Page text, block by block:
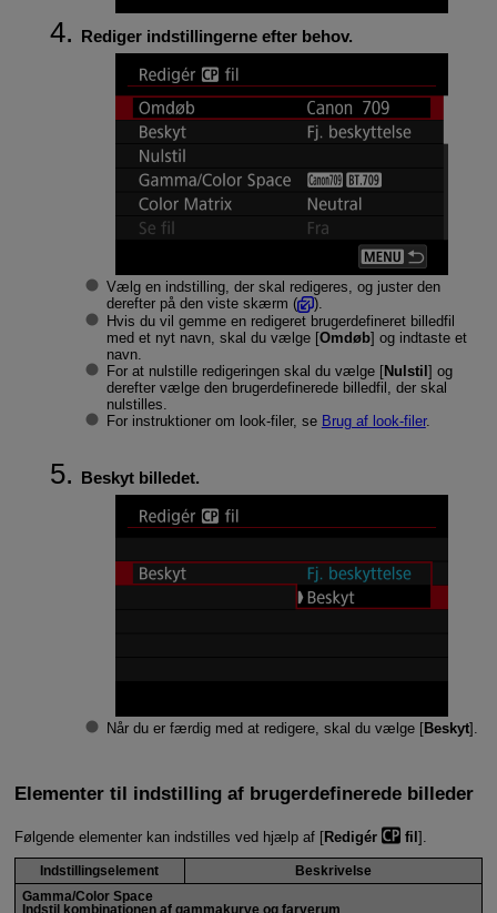
Rediger indstillingerne efter behov.
Vælg en indstilling, der skal redigeres, og juster den
derefter på den viste skærm (
).
Hvis du vil gemme en redigeret brugerdefineret billedfil
med et nyt navn, skal du vælge [Omdøb] og indtaste et
navn.
For at nulstille redigeringen skal du vælge [Nulstil ] og
derefter vælge den brugerdefinerede billedfil, der skal
nulstilles.
For instruktioner om look-filer, se Brug af look-filer.
Beskyt billedet.
Når du er færdig med at redigere, skal du vælge [Beskyt].
Elementer til indstilling af brugerdefinerede billeder
Følgende elementer kan indstilles ved hjælp af [Redigér fil].
Indstillingselement
Beskrivelse
Gamma/Color Space
Indstil kombinationen af gammakurve og farverum